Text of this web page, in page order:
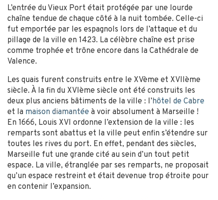
L’entrée du Vieux Port était protégée par une lourde
chaîne tendue de chaque côté à la nuit tombée. Celle-ci
fut emportée par les espagnols lors de l’attaque et du
pillage de la ville en 1423. La célèbre chaîne est prise
comme trophée et trône encore dans la Cathédrale de
Valence.
Les quais furent construits entre le XVème et XVIIème
siècle. À la fin du XVIème siècle ont été construits les
deux plus anciens bâtiments de la ville : l’hôtel de Cabre
et la maison diamantée à voir absolument à Marseille !
En 1666, Louis XVI ordonne l’extension de la ville : les
remparts sont abattus et la ville peut enfin s’étendre sur
toutes les rives du port. En effet, pendant des siècles,
Marseille fut une grande cité au sein d’un tout petit
espace. La ville, étranglée par ses remparts, ne proposait
qu’un espace restreint et était devenue trop étroite pour
en contenir l’expansion.